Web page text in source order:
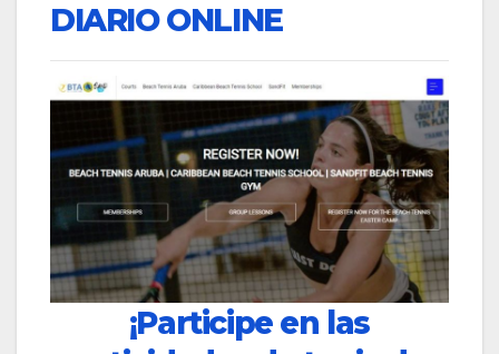
DIARIO ONLINE
¡Participe en las